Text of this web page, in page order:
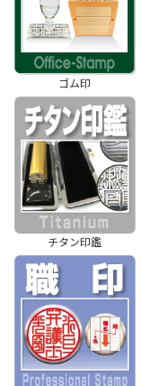
ゴム印
チタン印鑑